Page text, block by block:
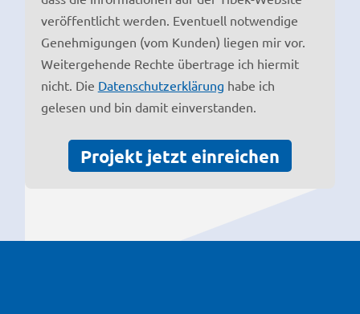
veröffentlicht werden. Eventuell notwendige
Genehmigungen (vom Kunden) liegen mir vor.
Weitergehende Rechte übertrage ich hiermit
nicht. Die Datenschutzerklärung habe ich
gelesen und bin damit einverstanden.
Projekt jetzt einreichen